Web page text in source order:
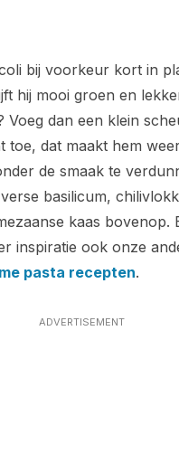
bij voorkeur kort in
hij mooi groen en
Voeg dan een klein
toe, dat maakt hem
de smaak te
basilicum,
kaas bovenop.
inspiratie ook onze
pasta recepten.
ADVERTISEMENT